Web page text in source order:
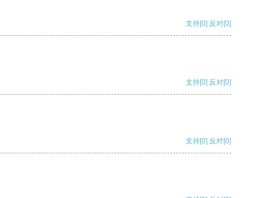
支持[0] 反对[0]
支持[0] 反对[0]
支持[0] 反对[0]